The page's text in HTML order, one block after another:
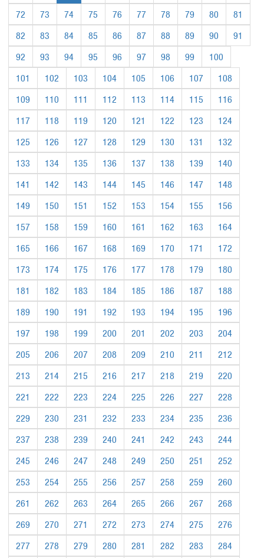
72
73 74 75 76 77 78 79 80
81
82
83 84 85 86 87 88 89 90
91
92
93 94 95 96 97 98 99
100
101
102 103 104 105 106 107
108
109
110 111 112 113 114 115
116
117
118 119 120 121 122 123
124
125
126 127 128 129 130 131
132
133
134 135 136 137 138 139
140
141
142 143 144 145 146 147
148
149
150 151 152 153 154 155
156
157
158 159 160 161 162 163
164
165
166 167 168 169 170 171
172
173
174 175 176 177 178 179
180
181
182 183 184 185 186 187
188
189
190 191 192 193 194 195
196
197
198 199 200 201 202 203
204
205
206 207 208 209 210 211
212
213
214 215 216 217 218 219
220
221
222 223 224 225 226 227
228
229
230 231 232 233 234 235
236
237
238 239 240 241 242 243
244
245
246 247 248 249 250 251
252
253
254 255 256 257 258 259
260
261
262 263 264 265 266 267
268
269
270 271 272 273 274 275
276
277
278 279 280 281 282 283
284